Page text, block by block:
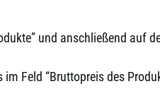
und anschließend auf
im Feld “Bruttopreis des